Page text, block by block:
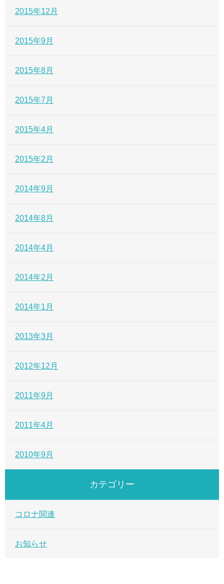
2015年12月
2015年9月
2015年8月
2015年7月
2015年4月
2015年2月
2014年9月
2014年8月
2014年4月
2014年2月
2014年1月
2013年3月
2012年12月
2011年9月
2011年4月
2010年9月
カテゴリー
コロナ関連
お知らせ